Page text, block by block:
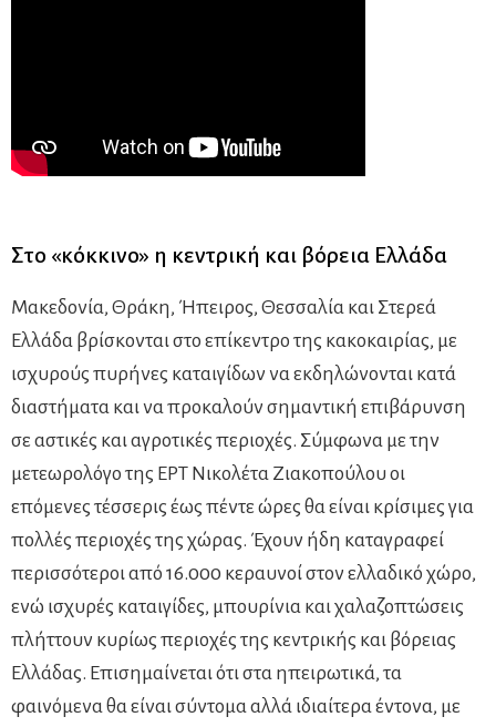
Στο «κόκκινο» η κεντρική και βόρεια Ελλάδα
Μακεδονία, Θράκη, Ήπειρος, Θεσσαλία και Στερεά
Ελλάδα βρίσκονται στο επίκεντρο της κακοκαιρίας, με
ισχυρούς πυρήνες καταιγίδων να εκδηλώνονται κατά
διαστήματα και να προκαλούν σημαντική επιβάρυνση
σε αστικές και αγροτικές περιοχές. Σύμφωνα με την
μετεωρολόγο της ΕΡΤ Νικολέτα Ζιακοπούλου οι
επόμενες τέσσερις έως πέντε ώρες θα είναι κρίσιμες για
πολλές περιοχές της χώρας. Έχουν ήδη καταγραφεί
περισσότεροι από 16.000 κεραυνοί στον ελλαδικό χώρο,
ενώ ισχυρές καταιγίδες, μπουρίνια και χαλαζοπτώσεις
πλήττουν κυρίως περιοχές της κεντρικής και βόρειας
Ελλάδας. Επισημαίνεται ότι στα ηπειρωτικά, τα
φαινόμενα θα είναι σύντομα αλλά ιδιαίτερα έντονα, με